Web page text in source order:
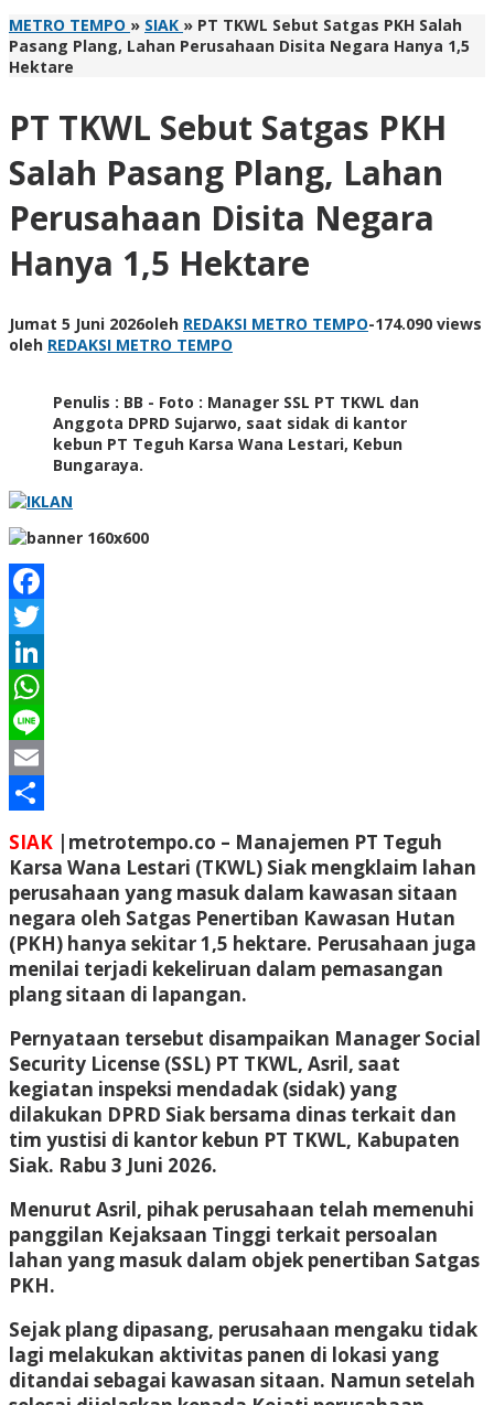
METRO TEMPO » SIAK » PT TKWL Sebut Satgas PKH Salah
Pasang Plang, Lahan Perusahaan Disita Negara Hanya 1,5
Hektare
PT TKWL Sebut Satgas PKH
Salah Pasang Plang, Lahan
Perusahaan Disita Negara
Hanya 1,5 Hektare
Jumat 5 Juni 2026oleh REDAKSI METRO TEMPO-174.090 views
oleh REDAKSI METRO TEMPO
Penulis : BB - Foto : Manager SSL PT TKWL dan
Anggota DPRD Sujarwo, saat sidak di kantor
kebun PT Teguh Karsa Wana Lestari, Kebun
Bungaraya.
Facebook
Twitter
LinkedIn
WhatsApp
Line
Email
Share
SIAK | metrotempo.co – Manajemen PT Teguh
Karsa Wana Lestari (TKWL) Siak mengklaim lahan
perusahaan yang masuk dalam kawasan sitaan
negara oleh Satgas Penertiban Kawasan Hutan
(PKH) hanya sekitar 1,5 hektare. Perusahaan juga
menilai terjadi kekeliruan dalam pemasangan
plang sitaan di lapangan.
Pernyataan tersebut disampaikan Manager Social
Security License (SSL) PT TKWL, Asril, saat
kegiatan inspeksi mendadak (sidak) yang
dilakukan DPRD Siak bersama dinas terkait dan
tim yustisi di kantor kebun PT TKWL, Kabupaten
Siak. Rabu 3 Juni 2026.
Menurut Asril, pihak perusahaan telah memenuhi
panggilan Kejaksaan Tinggi terkait persoalan
lahan yang masuk dalam objek penertiban Satgas
PKH.
Sejak plang dipasang, perusahaan mengaku tidak
lagi melakukan aktivitas panen di lokasi yang
ditandai sebagai kawasan sitaan. Namun setelah